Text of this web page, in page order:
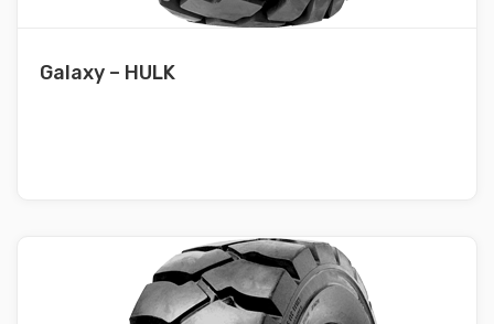
Galaxy – HULK